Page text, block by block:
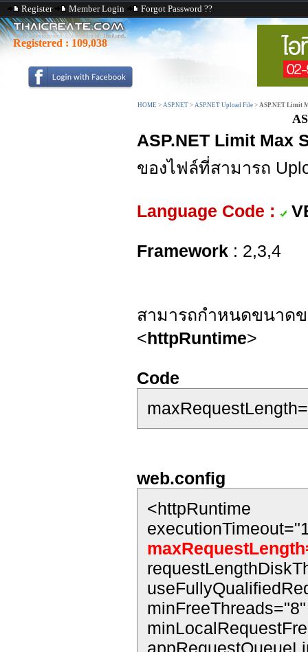
Register Member Login Forgot Password ??
Registered : 109,038
HOME > ASP.NET > ASP.NET Upload File > ASP.NET Limit
ASP.NET Limit Max
ของไฟล์ที่สามารถ
Language Code :
Framework : 2,3,4
สามารถกำหนดขนาด
<httpRuntime>
Code
web.config
<httpRuntime
minFreeThreads="8"